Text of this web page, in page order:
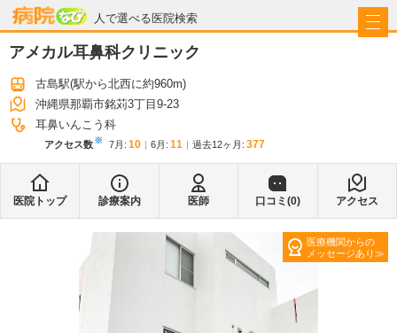
人で選べる医院検索
病院なび
アメカル耳鼻科クリニック
古島駅(駅から北西に約960m)
沖縄県那覇市銘苅3丁目9-23
耳鼻いんこう科
アクセス数※ 7月 : 10 6月 : 11 過去12ヶ月: 377
医院トップ 診療案内 医師 口コミ(0) アクセス
医療機関からの
メッセージあり